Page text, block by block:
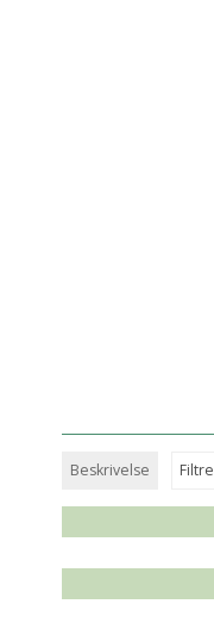
Beskrivelse Filtre